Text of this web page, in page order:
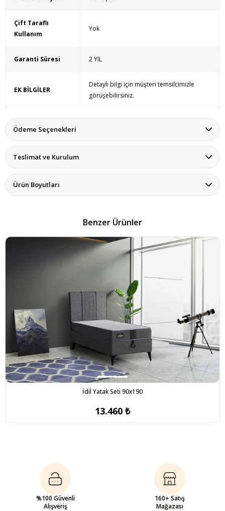
Çift Taraflı
Kullanım
Yok
Garanti Süresi 2 YIL
EK BİLGİLER
Detaylı bilgi için müşteri temsilcimizle
görüşebilirsiniz.
Ödeme Seçenekleri
Teslimat ve Kurulum
Ürün Boyutları
Benzer Ürünler
İdil Yatak Seti 90x190
13.460 ₺
%100 Güvenli
Alışveriş
160+ Satış
Mağazası